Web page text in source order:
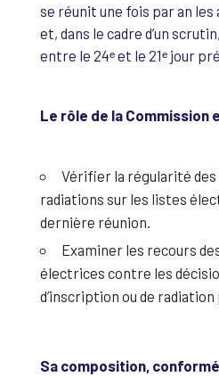
se réunit une fois par an les
et, dans le cadre d’un
entre le 24ᵉ et le 21ᵉ jour
Le rôle de la Commission
Vérifier la régularité
radiations sur les listes
dernière réunion.
Examiner les recours
électrices contre les
d’inscription ou de
Sa composition,